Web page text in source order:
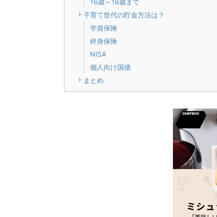
16歳～18歳まで
子育て世代の貯金方法は？
学資保険
終身保険
NISA
個人向け国債
まとめ